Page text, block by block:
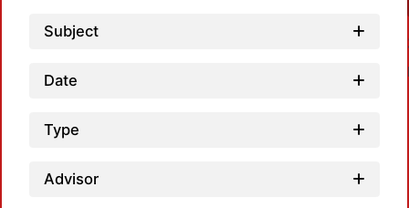
Subject
Date
Type
Advisor